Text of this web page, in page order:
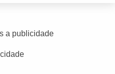
a publicidade